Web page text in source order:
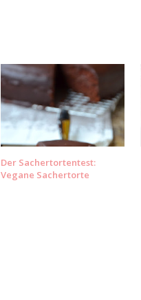
Der Sachertortentest:
Vegane Sachertorte